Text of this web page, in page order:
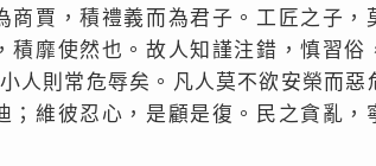
賈，積禮義而為君子。工匠之子，
靡使然也。故人知謹注錯，慎習俗
人則常危辱矣。凡人莫不欲安榮而惡
維彼忍心，是顧是復。民之貪亂，